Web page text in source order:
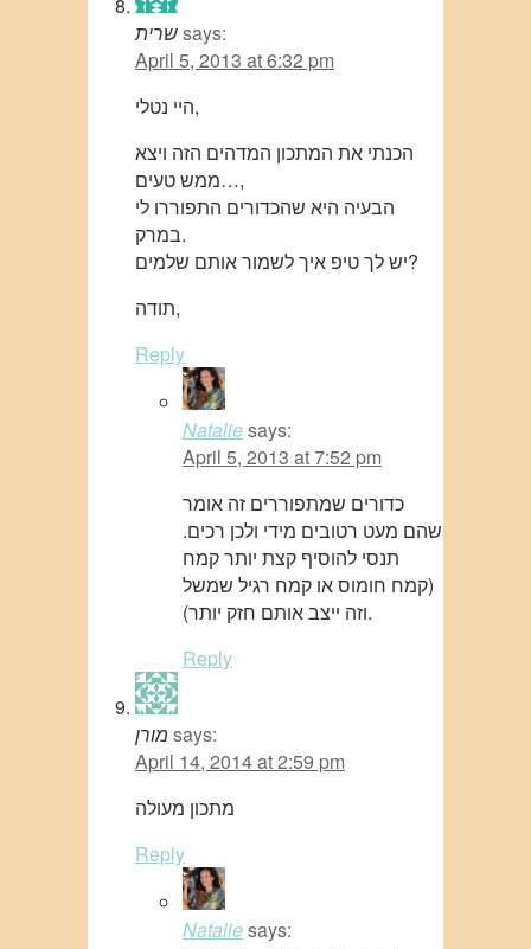
שריתsays:
April 5, 2013 at 6:32 pm
היי נטלי,
הכנתי את המתכון המדהים הזה ויצא
ממש טעים…,
הבעיה היא שהכדורים התפוררו לי
במרק.
יש לך טיפ איך לשמור אותם שלמים?
תודה,
Reply
Nataliesays:
April 5, 2013 at 7:52 pm
כדורים שמתפוררים זה אומר
שהם מעט רטובים מידי ולכן רכים.
תנסי להוסיף קצת יותר קמח
(קמח חומוס או קמח רגיל שמשל
וזה ייצב אותם חזק יותר).
Reply
מורן says:
April 14, 2014 at 2:59 pm
מתכון מעולה
Reply
Nataliesays: